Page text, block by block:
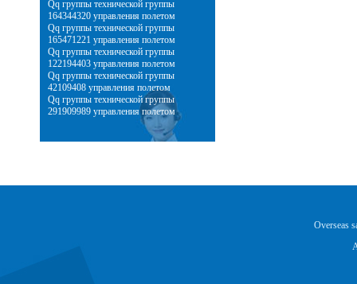
Qq группы технической группы
164344320 управления полетом
Qq группы технической группы
165471221 управления полетом
Qq группы технической группы
122194403 управления полетом
Qq группы технической группы
42109408 управления полетом
Qq группы технической группы
291909989 управления полетом
Overseas